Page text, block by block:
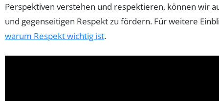
Perspektiven verstehen und respektieren, können wir
und gegenseitigen Respekt zu fördern. Für weitere
warum Respekt wichtig ist.